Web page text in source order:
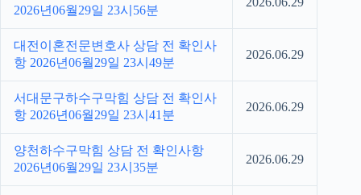
2026년06월29일 23시56분
대전이혼전문변호사 상담 전 확인사
항 2026년06월29일 23시49분
2026.06.29
서대문구하수구막힘 상담 전 확인사
항 2026년06월29일 23시41분
2026.06.29
양천하수구막힘 상담 전 확인사항
2026년06월29일 23시35분
2026.06.29